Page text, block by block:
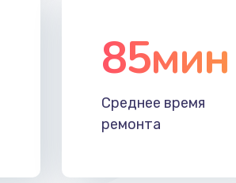
85мин
Среднее время
ремонта